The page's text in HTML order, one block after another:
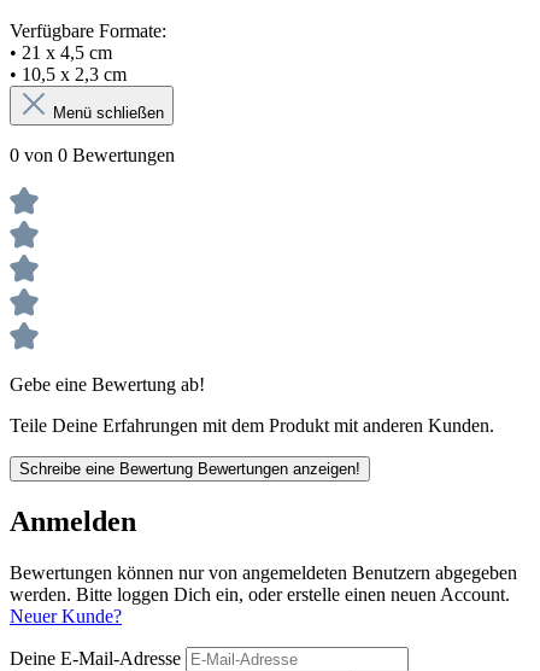
Verfügbare Formate:
• 21 x 4,5 cm
• 10,5 x 2,3 cm
Menü schließen
0 von 0 Bewertungen
Gebe eine Bewertung ab!
Teile Deine Erfahrungen mit dem Produkt mit anderen Kunden.
Schreibe eine Bewertung Bewertungen anzeigen!
Anmelden
Bewertungen können nur von angemeldeten Benutzern abgegeben
werden. Bitte loggen Dich ein, oder erstelle einen neuen Account.
Neuer Kunde?
Deine E-Mail-Adresse